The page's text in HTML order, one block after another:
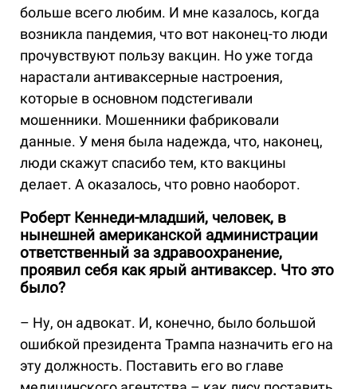
больше всего любим. И мне казалось, когда
возникла пандемия, что вот наконец-то люди
прочувствуют пользу вакцин. Но уже тогда
нарастали антиваксерные настроения,
которые в основном подстегивали
мошенники. Мошенники фабриковали
данные. У меня была надежда, что, наконец,
люди скажут спасибо тем, кто вакцины
делает. А оказалось, что ровно наоборот.
Роберт Кеннеди-младший, человек, в
нынешней американской администрации
ответственный за здравоохранение,
проявил себя как ярый антиваксер. Что это
было?
– Ну, он адвокат. И, конечно, было большой
ошибкой президента Трампа назначить его на
эту должность. Поставить его во главе